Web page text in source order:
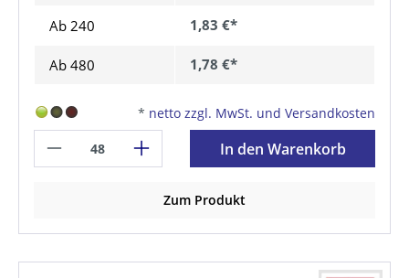
Ab 240 1,83 €*
Ab 480 1,78 €*
* netto zzgl. MwSt. und Versandkosten
In den Warenkorb
Zum Produkt